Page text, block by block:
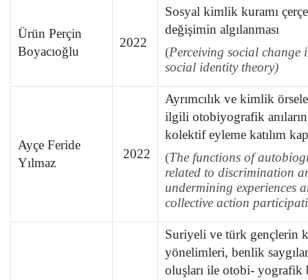
Ürün Perçin
Boyacıoğlu
2022
Sosyal kimlik kuramı
değişimin algılanması
(Perceiving social change
social identity theory)
Ayçe Feride
Yılmaz
2022
Ayrımcılık ve kimlik
ilgili otobiyografik
kolektif eyleme katılım
(The functions of
related to discrimination
undermining experiences
collective action
Suriyeli ve türk gençlerin
yönelimleri, benlik
oluşları ile otobi-